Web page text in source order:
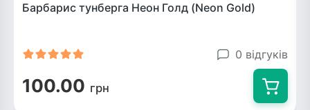
Барбарис тунберга Неон Голд (Neon Gold)
0 відгуків
100.00 грн